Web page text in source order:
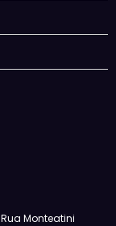
Monteatini